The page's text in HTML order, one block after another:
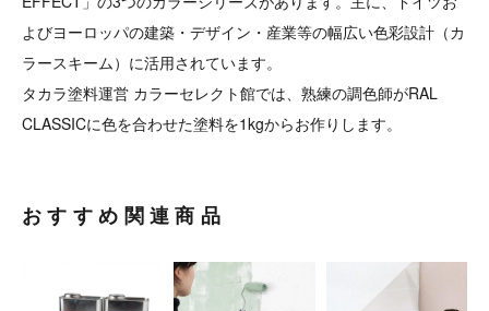
よびヨーロッパの建築・デザイン・産業等の幅広い色彩設計（カ
ラースキーム）に活用されています。
タカラ塗料運営 カラーセレクト館では、熟練の調色師がRAL
CLASSICに色を合わせた塗料を1kgからお作りします。
おすすめ関連商品